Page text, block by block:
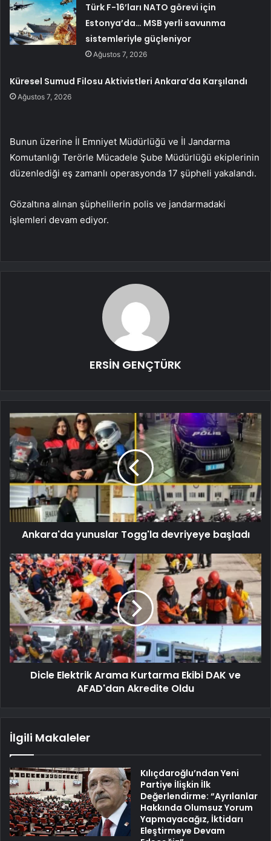
Türk F-16’ları NATO görevi için
Estonya’da… MSB yerli savunma
sistemleriyle güçleniyor
Ağustos 7, 2026
Küresel Sumud Filosu Aktivistleri Ankara’da Karşılandı
Ağustos 7, 2026
Bunun üzerine İl Emniyet Müdürlüğü ve İl Jandarma
Komutanlığı Terörle Mücadele Şube Müdürlüğü ekiplerinin
düzenlediği eş zamanlı operasyonda 17 şüpheli yakalandı.
Gözaltına alınan şüphelilerin polis ve jandarmadaki
işlemleri devam ediyor.
ERSİN GENÇTÜRK
Ankara'da yunuslar Togg'la devriyeye başladı
Dicle Elektrik Arama Kurtarma Ekibi DAK ve
AFAD'dan Akredite Oldu
İlgili Makaleler
Kılıçdaroğlu’ndan Yeni
Partiye İlişkin İlk
Değerlendirme: “Ayrılanlar
Hakkında Olumsuz Yorum
Yapmayacağız, İktidarı
Eleştirmeye Devam